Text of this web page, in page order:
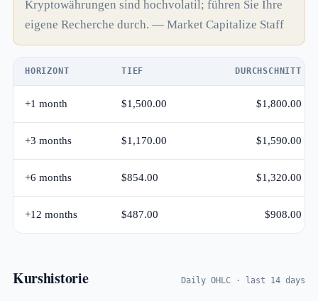
Kryptowährungen sind hochvolatil; führen Sie Ihre
eigene Recherche durch. — Market Capitalize Staff
HORIZONT TIEF DURCHSCHNITT
+1 month $1,500.00 $1,800.00
+3 months $1,170.00 $1,590.00
+6 months $854.00 $1,320.00
+12 months $487.00 $908.00
Kurshistorie Daily OHLC · last 14 days